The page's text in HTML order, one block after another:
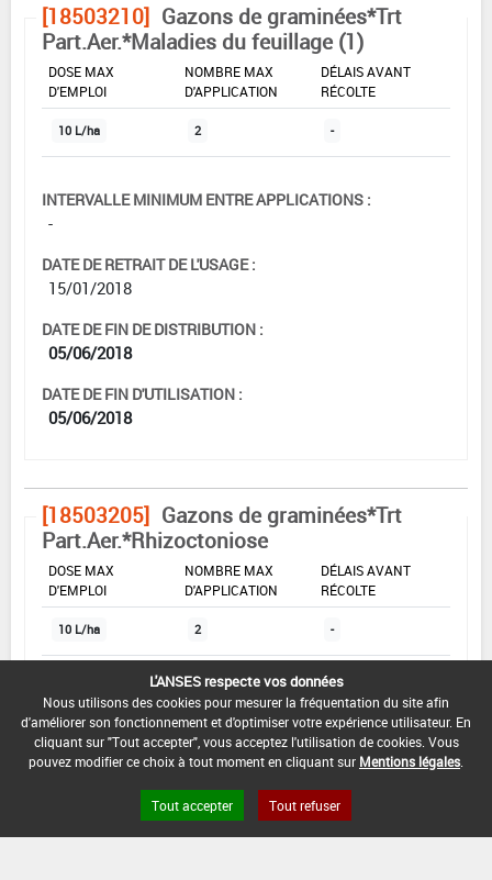
[18503210] Gazons de graminées*Trt
Part.Aer.*Maladies du feuillage (1)
DOSE MAX
D'EMPLOI
NOMBRE MAX
D'APPLICATION
DÉLAIS AVANT
RÉCOLTE
10 L/ha 2 -
INTERVALLE MINIMUM ENTRE APPLICATIONS :
-
DATE DE RETRAIT DE L'USAGE :
15/01/2018
DATE DE FIN DE DISTRIBUTION :
05/06/2018
DATE DE FIN D'UTILISATION :
05/06/2018
[18503205] Gazons de graminées*Trt
Part.Aer.*Rhizoctoniose
DOSE MAX
D'EMPLOI
NOMBRE MAX
D'APPLICATION
DÉLAIS AVANT
RÉCOLTE
10 L/ha 2 -
INTERVALLE MINIMUM ENTRE APPLICATIONS :
-
DATE DE RETRAIT DE L'USAGE :
DATE DE FIN DE DISTRIBUTION :
L'ANSES respecte vos données
Nous utilisons des cookies pour mesurer la fréquentation du site afin
d'améliorer son fonctionnement et d'optimiser votre expérience utilisateur. En
cliquant sur "Tout accepter", vous acceptez l'utilisation de cookies. Vous
pouvez modifier ce choix à tout moment en cliquant sur Mentions légales
Tout accepter Tout refuser